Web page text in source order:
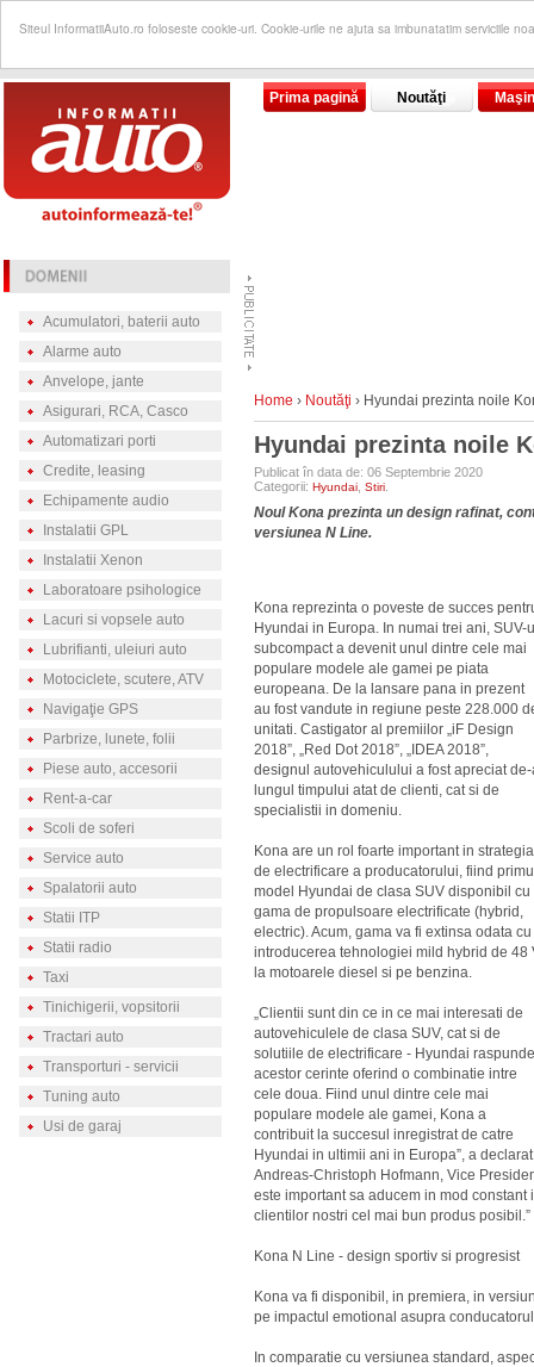
Siteul InformatiiAuto.ro foloseste cookie-uri. Cookie-urile ne ajuta sa imbunatatim serviciile
Prima pagină Noutăţi
Acumulatori, baterii auto
Alarme auto
Anvelope, jante
Asigurari, RCA, Casco
Automatizari porti
Credite, leasing
Echipamente audio
Instalatii GPL
Instalatii Xenon
Laboratoare psihologice
Lacuri si vopsele auto
Lubrifianti, uleiuri auto
Motociclete, scutere, ATV
Navigaţie GPS
Parbrize, lunete, folii
Piese auto, accesorii
Rent-a-car
Scoli de soferi
Service auto
Spalatorii auto
Statii ITP
Statii radio
Taxi
Tinichigerii, vopsitorii
Tractari auto
Transporturi - servicii
Tuning auto
Usi de garaj
Home › Noutăţi › Hyundai prezinta noile
Hyundai prezinta noile
Publicat în data de: 06 Septembrie 2020
Categorii: Hyundai Stiri
Noul Kona prezinta un design rafinat,
versiunea N Line.
Kona reprezinta o poveste de succes
Hyundai in Europa. In numai trei ani, SUV-
subcompact a devenit unul dintre cele mai
populare modele ale gamei pe piata
europeana. De la lansare pana in prezent
au fost vandute in regiune peste 228.000
unitati. Castigator al premiilor „iF Design
2018”, „Red Dot 2018”, „IDEA 2018”,
designul autovehiculului a fost apreciat
lungul timpului atat de clienti, cat si de
specialistii in domeniu.
Kona are un rol foarte important in strategia
de electrificare a producatorului, fiind
model Hyundai de clasa SUV disponibil cu
gama de propulsoare electrificate (hybrid,
electric). Acum, gama va fi extinsa odata cu
introducerea tehnologiei mild hybrid de 48
la motoarele diesel si pe benzina.
„Clientii sunt din ce in ce mai interesati de
autovehiculele de clasa SUV, cat si de
solutiile de electrificare - Hyundai raspunde
acestor cerinte oferind o combinatie intre
cele doua. Fiind unul dintre cele mai
populare modele ale gamei, Kona a
contribuit la succesul inregistrat de catre
Hyundai in ultimii ani in Europa”, a declarat
Andreas-Christoph Hofmann, Vice
este important sa aducem in mod
clientilor nostri cel mai bun produs posibil.”
Kona N Line - design sportiv si progresist
Kona va fi disponibil, in premiera, in
pe impactul emotional asupra
In comparatie cu versiunea standard,